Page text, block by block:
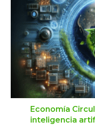
Economía
inteligencia